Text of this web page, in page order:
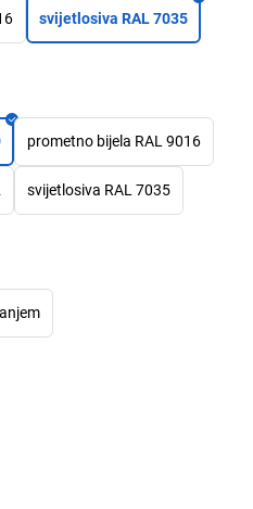
svijetlosiva RAL 7035
prometno bijela RAL 9016
svijetlosiva RAL 7035